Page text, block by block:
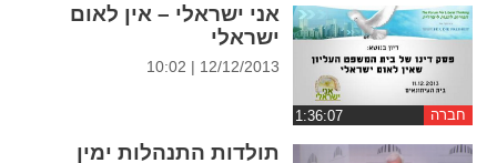
חברה
אני ישראלי – אין לאום
ישראלי
12/12/2013 | 10:02
תולדות התנהלות ימין